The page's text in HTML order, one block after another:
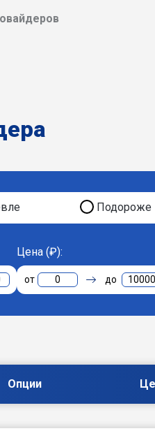
Подороже
Цена (₽):
0 10000
Опции